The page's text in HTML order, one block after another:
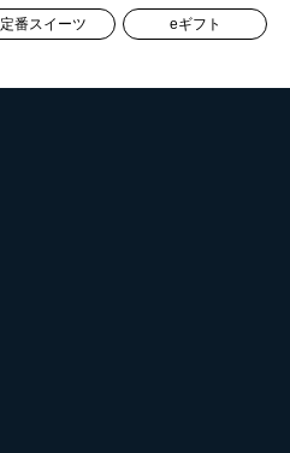
定番スイーツ eギフト